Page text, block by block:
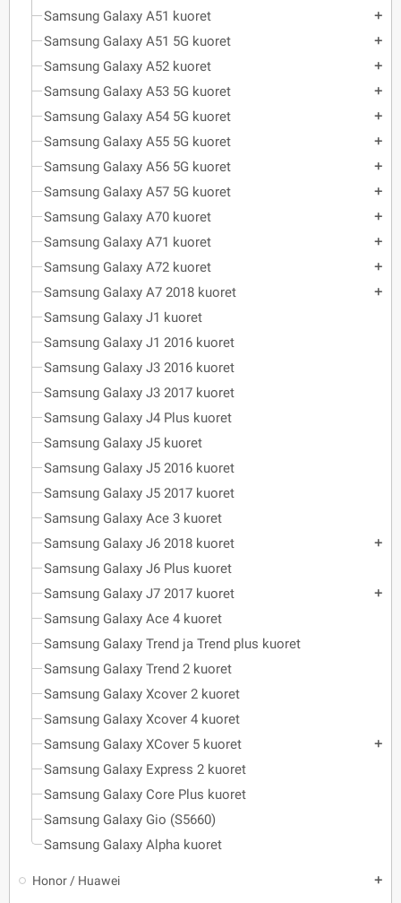
Samsung Galaxy A51 kuoret add
Samsung Galaxy A51 5G kuoret add
Samsung Galaxy A52 kuoret add
Samsung Galaxy A53 5G kuoret add
Samsung Galaxy A54 5G kuoret add
Samsung Galaxy A55 5G kuoret add
Samsung Galaxy A56 5G kuoret add
Samsung Galaxy A57 5G kuoret add
Samsung Galaxy A70 kuoret add
Samsung Galaxy A71 kuoret add
Samsung Galaxy A72 kuoret add
Samsung Galaxy A7 2018 kuoret add
Samsung Galaxy J1 kuoret
Samsung Galaxy J1 2016 kuoret
Samsung Galaxy J3 2016 kuoret
Samsung Galaxy J3 2017 kuoret
Samsung Galaxy J4 Plus kuoret
Samsung Galaxy J5 kuoret
Samsung Galaxy J5 2016 kuoret
Samsung Galaxy J5 2017 kuoret
Samsung Galaxy Ace 3 kuoret
Samsung Galaxy J6 2018 kuoret
add
Samsung Galaxy J6 Plus kuoret
Samsung Galaxy J7 2017 kuoret
add
Samsung Galaxy Ace 4 kuoret
Samsung Galaxy Trend ja Trend plus kuoret
Samsung Galaxy Trend 2 kuoret
Samsung Galaxy Xcover 2 kuoret
Samsung Galaxy Xcover 4 kuoret
Samsung Galaxy XCover 5 kuoret
add
Samsung Galaxy Express 2 kuoret
Samsung Galaxy Core Plus kuoret
Samsung Galaxy Gio (S5660)
Samsung Galaxy Alpha kuoret
Honor / Huawei add